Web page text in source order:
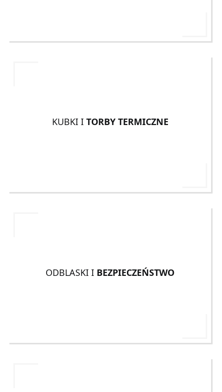
KUBKI I TORBY TERMICZNE
ODBLASKI I BEZPIECZEŃSTWO